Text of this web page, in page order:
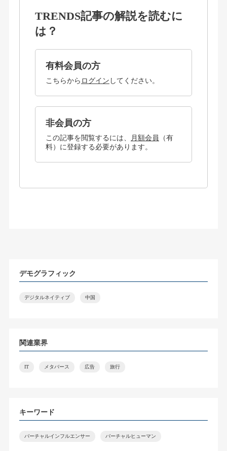
TRENDS記事の解説を読むに
は？
有料会員の方
こちらから ログイン してください。
非会員の方
この記事を閲覧するには、 月額会員
（有
料）に登録する必要があります。
デモグラフィック
デジタルネイティブ 中国
関連業界
IT メタバース 広告 旅行
キーワード
バーチャルインフルエンサー バーチャルヒューマン